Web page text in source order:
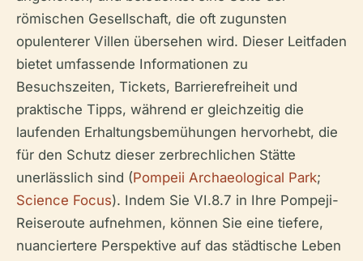
römischen Gesellschaft, die oft zugunsten
opulenterer Villen übersehen wird. Dieser Leitfaden
bietet umfassende Informationen zu
Besuchszeiten, Tickets, Barrierefreiheit und
praktische Tipps, während er gleichzeitig die
laufenden Erhaltungsbemühungen hervorhebt, die
für den Schutz dieser zerbrechlichen Stätte
unerlässlich sind (Pompeii Archaeological Park;
Science Focus). Indem Sie VI.8.7 in Ihre Pompeji-
Reiseroute aufnehmen, können Sie eine tiefere,
nuanciertere Perspektive auf das städtische Leben